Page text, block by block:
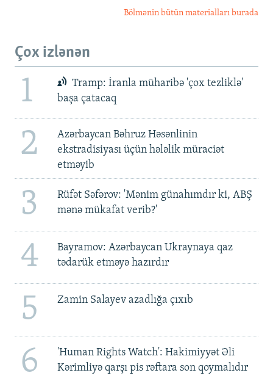
Bölmənin bütün materialları burada
Çox izlənən
1
Tramp: İranla müharibə 'çox tezliklə'
başa çatacaq
2
Azərbaycan Bəhruz Həsənlinin
ekstradisiyası üçün hələlik müraciət
etməyib
3
Rüfət Səfərov: 'Mənim günahımdır ki, ABŞ
mənə mükafat verib?'
4
Bayramov: Azərbaycan Ukraynaya qaz
tədarük etməyə hazırdır
5 Zamin Salayev azadlığa çıxıb
6
'Human Rights Watch': Hakimiyyət Əli
Kərimliyə qarşı pis rəftara son qoymalıdır